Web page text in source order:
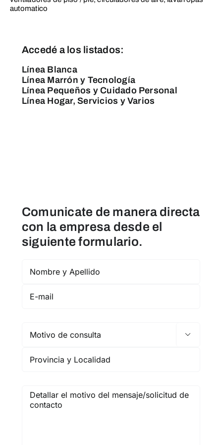
automatico
Accedé a los listados:
Línea Blanca
Línea Marrón y Tecnología
Línea Pequeños y Cuidado Personal
Línea Hogar, Servicios y Varios
Comunicate de manera directa
con la empresa desde el
siguiente formulario.
